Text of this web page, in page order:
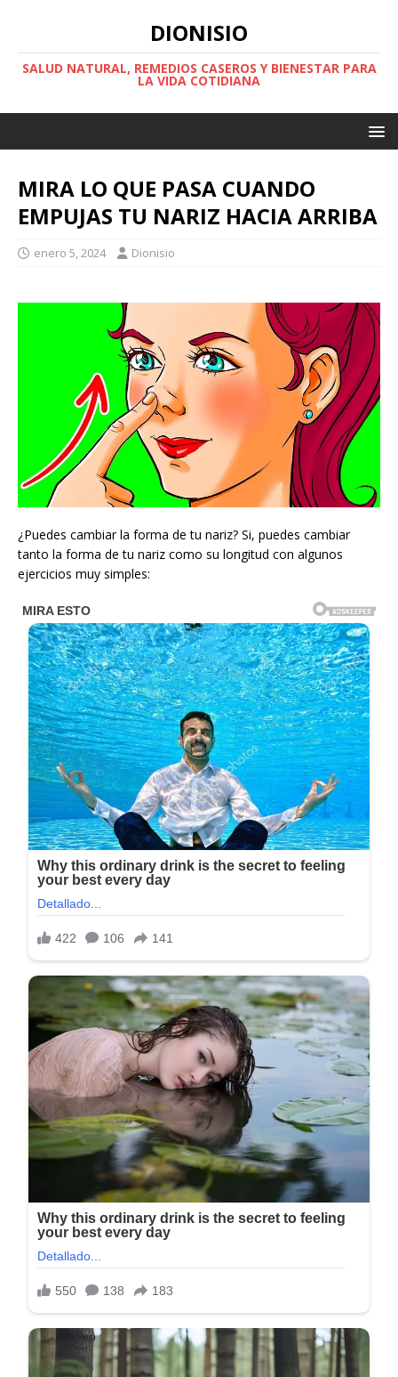
DIONISIO
SALUD NATURAL, REMEDIOS CASEROS Y BIENESTAR PARA
LA VIDA COTIDIANA
MIRA LO QUE PASA CUANDO
EMPUJAS TU NARIZ HACIA ARRIBA
enero 5, 2024 Dionisio
¿Puedes cambiar la forma de tu nariz? Si, puedes cambiar
tanto la forma de tu nariz como su longitud con algunos
ejercicios muy simples: